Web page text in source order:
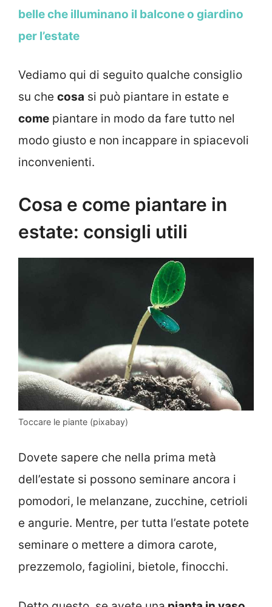
belle che illuminano il balcone o giardino
per l’estate
Vediamo qui di seguito qualche consiglio
su che cosa si può piantare in estate e
come piantare in modo da fare tutto nel
modo giusto e non incappare in spiacevoli
inconvenienti.
Cosa e come piantare in
estate: consigli utili
Toccare le piante (pixabay)
Dovete sapere che nella prima metà
dell’estate si possono seminare ancora i
pomodori, le melanzane, zucchine, cetrioli
e angurie. Mentre, per tutta l’estate potete
seminare o mettere a dimora carote,
prezzemolo, fagiolini, bietole, finocchi.